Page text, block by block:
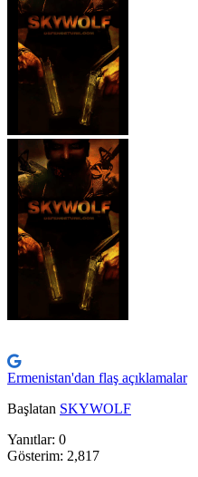
Ermenistan'dan flaş açıklamalar
Başlatan SKYWOLF
Yanıtlar: 0
Gösterim: 2,817